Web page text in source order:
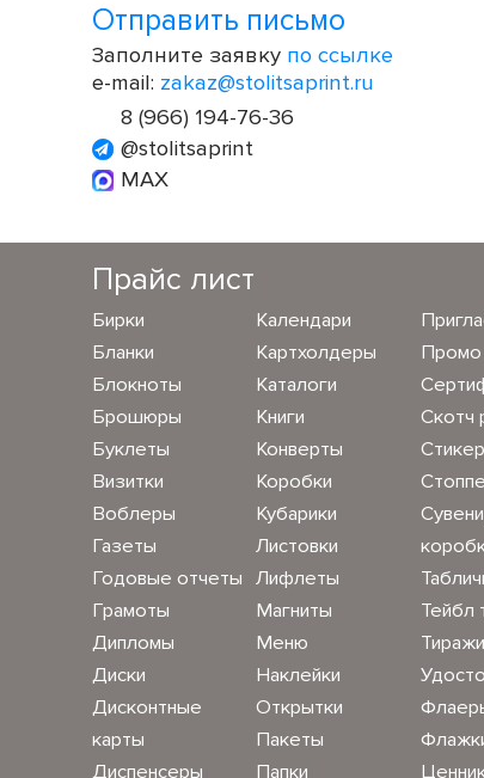
Отправить письмо
Заполните заявку по ссылке
e-mail: zakaz@stolitsaprint.ru
8 (966) 194-76-36
@stolitsaprint
MAX
Прайс лист
Бирки
Бланки
Блокноты
Брошюры
Буклеты
Визитки
Воблеры
Газеты
Годовые отчеты
Грамоты
Дипломы
Диски
Дисконтные
карты
Диспенсеры
Календари
Картхолдеры
Каталоги
Книги
Конверты
Коробки
Кубарики
Листовки
Лифлеты
Магниты
Меню
Наклейки
Открытки
Пакеты
Папки
Промо
Скотч
Тейбл